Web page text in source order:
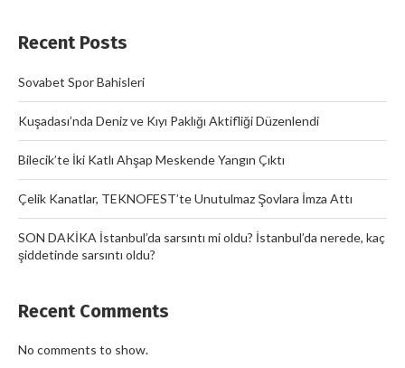
Recent Posts
Sovabet Spor Bahisleri
Kuşadası’nda Deniz ve Kıyı Paklığı Aktifliği Düzenlendi
Bilecik’te İki Katlı Ahşap Meskende Yangın Çıktı
Çelik Kanatlar, TEKNOFEST’te Unutulmaz Şovlara İmza Attı
SON DAKİKA İstanbul’da sarsıntı mi oldu? İstanbul’da nerede, kaç
şiddetinde sarsıntı oldu?
Recent Comments
No comments to show.